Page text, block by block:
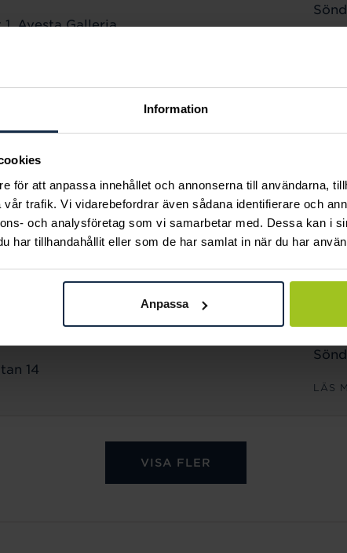
Information
för att anpassa innehållet och annonserna till användarna,
trafik. Vi vidarebefordrar även sådana identifierare och
och analysföretag som vi samarbetar med. Dessa kan i
har tillhandahållit eller som de har samlat in när du har
Anpassa
Avesta Galleria
14
LÄS
VISA FLER